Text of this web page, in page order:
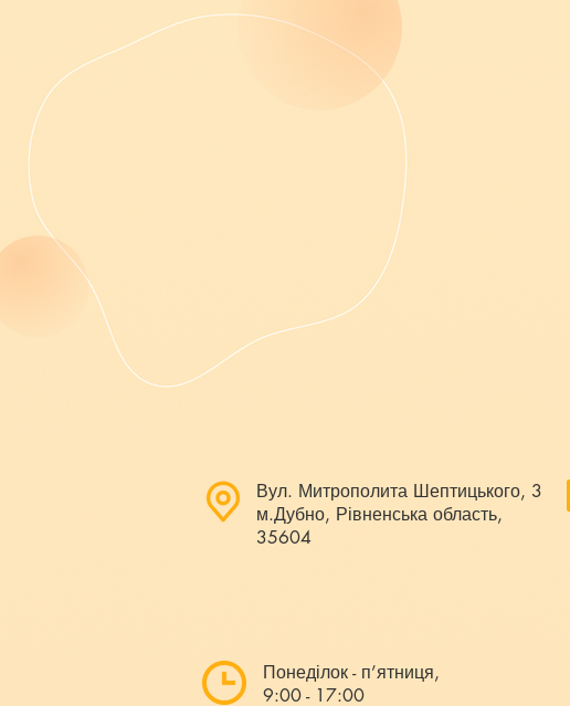
Вул. Митрополита Шептицького, 3
м.Дубно, Рівненська область,
35604
Понеділок - п’ятниця,
9:00 - 17:00